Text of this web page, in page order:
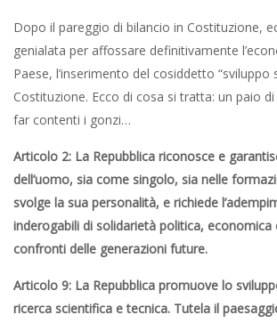
Dopo il pareggio di bilancio in Costituzione,
genialata per affossare definitivamente
Paese, l’inserimento del cosiddetto “sviluppo
Costituzione. Ecco di cosa si tratta: un paio
far contenti i gonzi…
Articolo 2: La Repubblica riconosce e
dell’uomo, sia come singolo, sia nelle
svolge la sua personalità, e richiede
inderogabili di solidarietà politica, economica
confronti delle generazioni future.
Articolo 9: La Repubblica promuove lo
ricerca scientifica e tecnica. Tutela il